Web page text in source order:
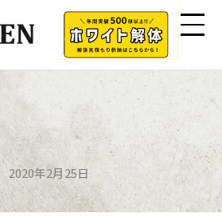
2020年2月25日